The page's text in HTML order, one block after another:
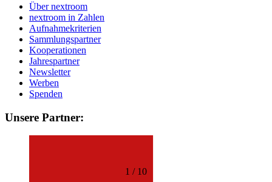
1 / 10
Über nextroom
nextroom in Zahlen
Aufnahmekriterien
Sammlungspartner
Kooperationen
Jahrespartner
Newsletter
Werben
Spenden
Unsere Partner: